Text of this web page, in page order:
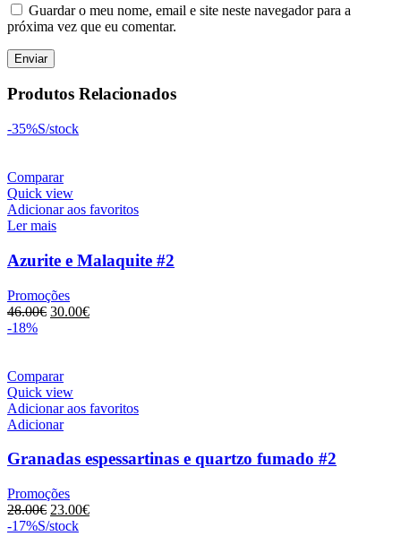
Guardar o meu nome, email e site neste navegador para a
próxima vez que eu comentar.
Produtos Relacionados
-35%S/stock
Comparar
Quick view
Adicionar aos favoritos
Ler mais
Azurite e Malaquite #2
Promoções
46.00€ O
46.00€.
30.00€O
-18%
Comparar
Quick view
Adicionar aos favoritos
Adicionar
Granadas espessartinas e quartzo fumado #2
Promoções
28.00€ O
preço
23.00€O
-17%S/stock